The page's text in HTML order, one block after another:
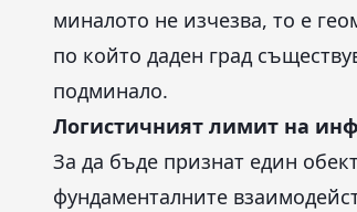
миналото не изчезва, то е
по който даден град
подминало.
Логистичният лимит на
За да бъде признат един
фундаменталните